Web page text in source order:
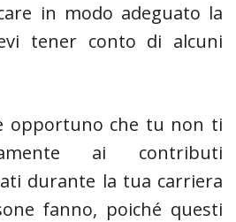
in modo adeguato la
tener conto di alcuni
opportuno che tu non ti
ai contributi
durante la tua carriera
fanno, poiché questi